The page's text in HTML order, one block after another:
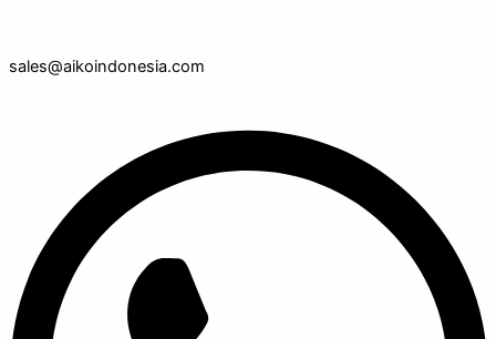
sales@aikoindonesia.com